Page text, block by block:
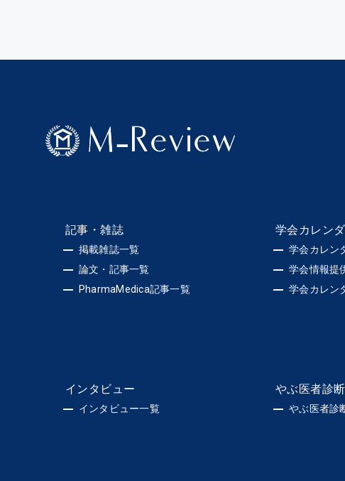
記事・雑誌
掲載雑誌一覧
論文・記事一覧
PharmaMedica記事一覧
学会カレン
学会カレン
学会情報提
学会カレン
インタビュー
インタビュー一覧
やぶ医者診断
やぶ医者診